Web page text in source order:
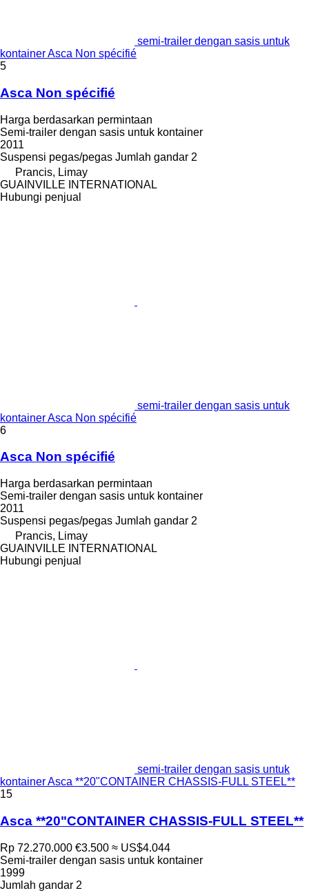
semi-trailer dengan sasis untuk
kontainer Asca Non spécifié
5
Asca Non spécifié
Harga berdasarkan permintaan
Semi-trailer dengan sasis untuk kontainer
2011
Suspensi pegas/pegas Jumlah gandar 2
Prancis, Limay
GUAINVILLE INTERNATIONAL
Hubungi penjual
semi-trailer dengan sasis untuk
kontainer Asca Non spécifié
6
Asca Non spécifié
Harga berdasarkan permintaan
Semi-trailer dengan sasis untuk kontainer
2011
Suspensi pegas/pegas Jumlah gandar 2
Prancis, Limay
GUAINVILLE INTERNATIONAL
Hubungi penjual
semi-trailer dengan sasis untuk
kontainer Asca **20"CONTAINER CHASSIS-FULL STEEL**
15
Asca **20"CONTAINER CHASSIS-FULL STEEL**
Rp 72.270.000 €3.500 ≈ US$4.044
Semi-trailer dengan sasis untuk kontainer
1999
Jumlah gandar 2